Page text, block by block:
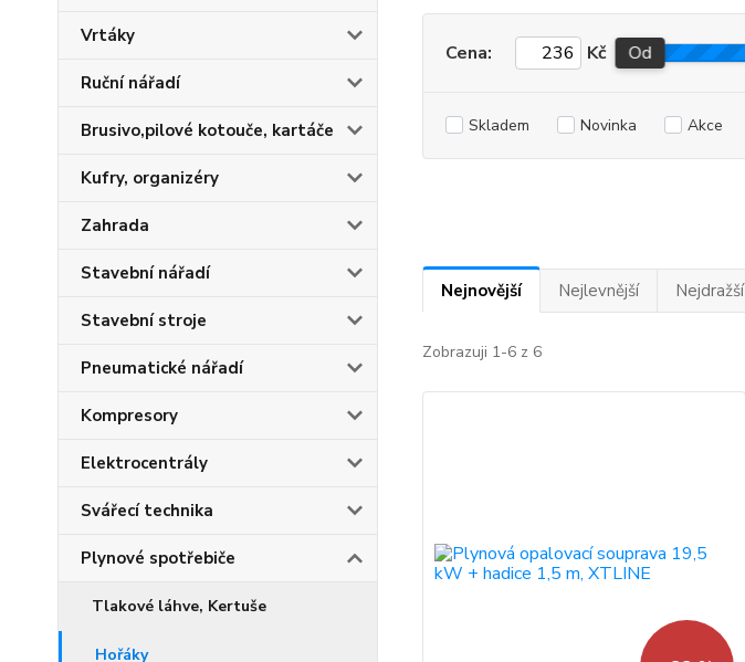
Vrtáky
Ruční nářadí
Brusivo,pilové kotouče, kartáče
Kufry, organizéry
Zahrada
Stavební nářadí
Stavební stroje
Pneumatické nářadí
Kompresory
Elektrocentrály
Svářecí technika
Plynové spotřebiče
Tlakové láhve, Kertuše
Hořáky
Cena: Kč Od
Skladem Novinka Akce
Nejnovější Nejlevnější Nejdražší
Zobrazuji 1-6 z 6